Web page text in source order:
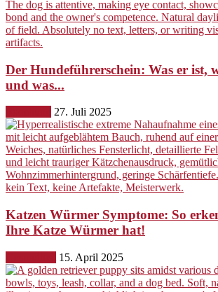
Der Hundeführerschein: Was er ist,
und was...
27. Juli 2025
Katzen Würmer Symptome: So
Ihre Katze Würmer hat!
15. April 2025